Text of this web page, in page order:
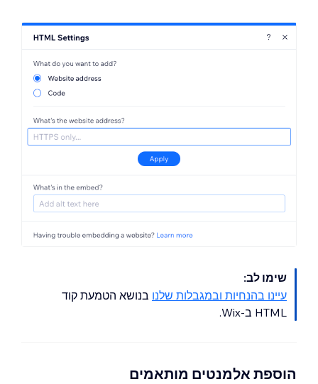
שימו לב:
עיינו בהנחיות ובמגבלות שלנו בנושא הטמעת קוד
HTML ב-Wix.
הוספת אלמנטים מותאמים